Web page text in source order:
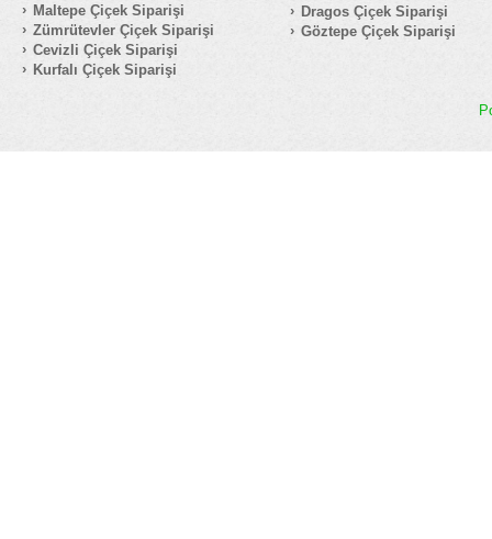
Maltepe Çiçek Siparişi
Zümrütevler Çiçek Siparişi
Cevizli Çiçek Siparişi
Kurfalı Çiçek Siparişi
Dragos Çiçek Siparişi
Göztepe Çiçek Siparişi